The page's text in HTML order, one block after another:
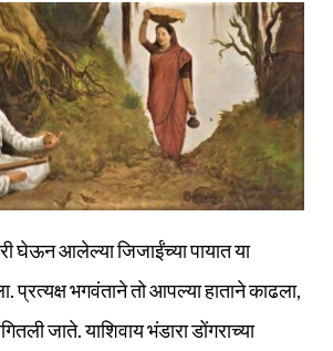
घेऊन आलेल्या जिजाईंच्या पायात या
प्रत्यक्ष भगवंताने तो आपल्या हाताने काढला,
जाते. याशिवाय भंडारा डोंगराच्या